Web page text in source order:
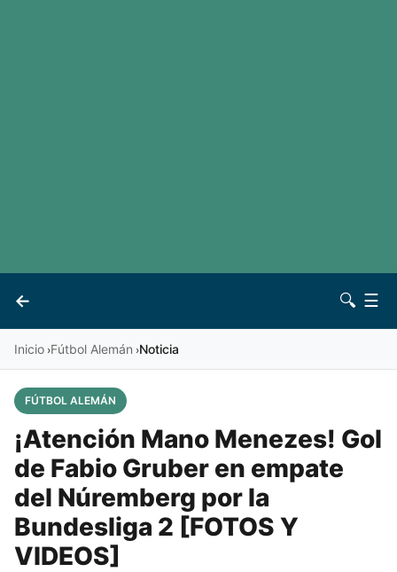
←
Vives 🔍 ☰
Inicio ›Fútbol Alemán ›Noticia
FÚTBOL ALEMÁN
¡Atención Mano Menezes! Gol
de Fabio Gruber en empate
del Núremberg por la
Bundesliga 2 [FOTOS Y
VIDEOS]